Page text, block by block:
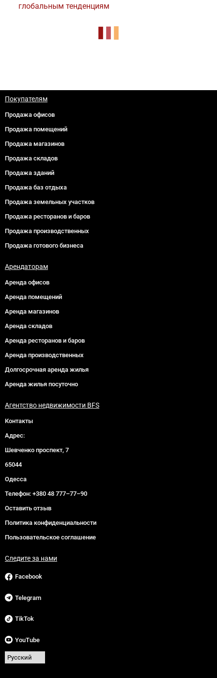
глобальным тенденциям
Покупателям
Продажа офисов
Продажа помещений
Продажа магазинов
Продажа складов
Продажа зданий
Продажа баз отдыха
Продажа земельных участков
Продажа ресторанов и баров
Продажа производственных
Продажа готового бизнеса
Арендаторам
Аренда офисов
Аренда помещений
Аренда магазинов
Аренда складов
Аренда ресторанов и баров
Аренда производственных
Долгосрочная аренда жилья
Аренда жилья посуточно
Агентство недвижимости BFS
Контакты
Адрес:
Шевченко проспект, 7
65044
Одесса
Телефон: +380 48 777–77–90
Оставить отзыв
Политика конфиденциальности
Пользовательское соглашение
Следите за нами
Facebook
Telegram
TikTok
YouTube